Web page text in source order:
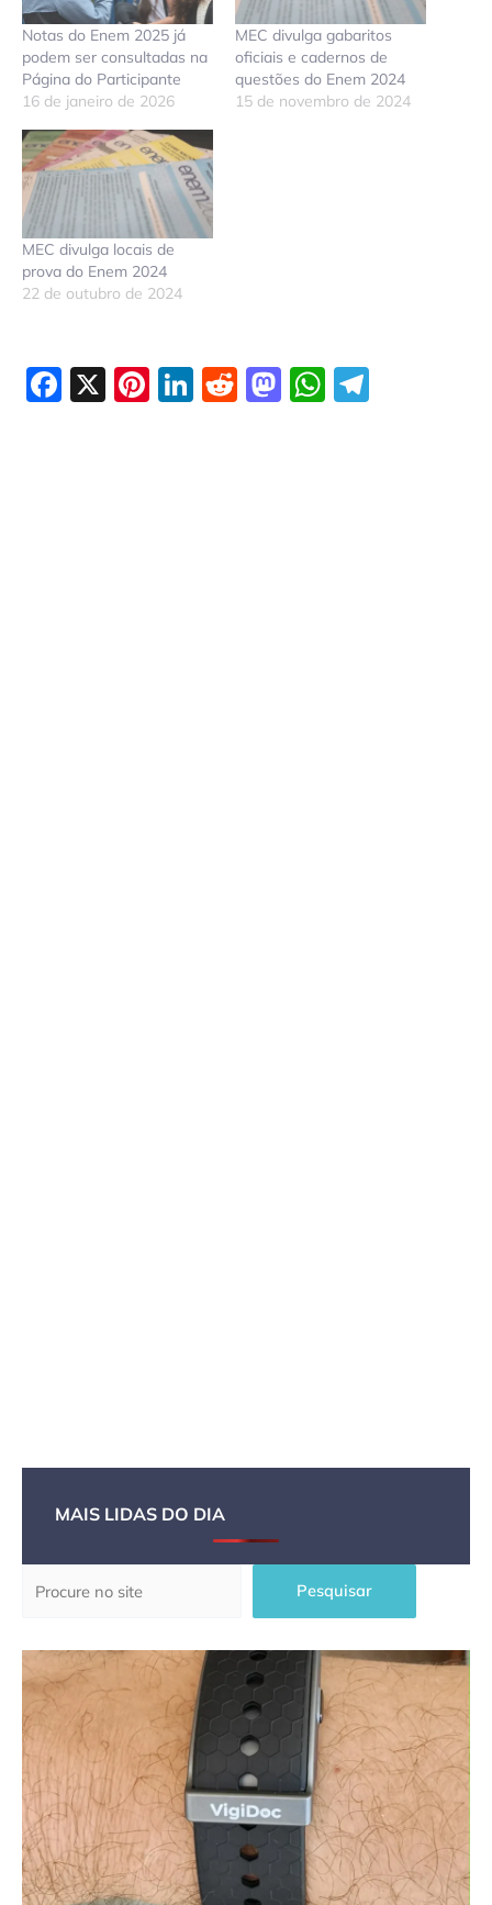
Notas do Enem 2025 já
podem ser consultadas na
Página do Participante
16 de janeiro de 2026
MEC divulga gabaritos
oficiais e cadernos de
questões do Enem 2024
15 de novembro de 2024
MEC divulga locais de
prova do Enem 2024
22 de outubro de 2024
Facebook
X Pinterest
LinkedIn
Reddit
Mastodon
MAIS LIDAS DO DIA
Pesquisar